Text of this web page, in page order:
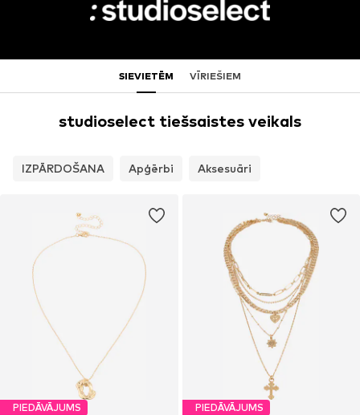
SIEVIETĒM VĪRIEŠIEM
studioselect tiešsaistes veikals
IZPĀRDOŠANA Apģērbi Aksesuāri
PIEDĀVĀJUMS PIEDĀVĀJUMS